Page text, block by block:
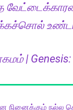
| Genesis:
நினைக்கும் நல்ல